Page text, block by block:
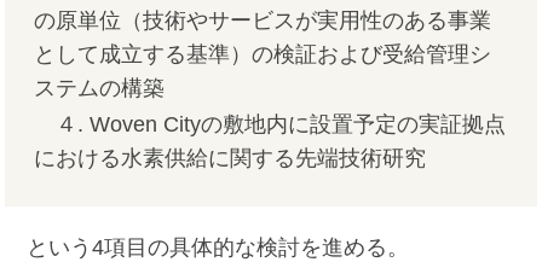
の原単位（技術やサービスが実用性のある事業
として成立する基準）の検証および受給管理シ
ステムの構築
４. Woven Cityの敷地内に設置予定の実証拠点
における水素供給に関する先端技術研究
という4項目の具体的な検討を進める。